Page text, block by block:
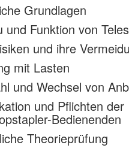
Grundlagen
und Funktion von
und ihre
mit Lasten
und Wechsel von
und Pflichten der
Bedienenden
Theorieprüfung